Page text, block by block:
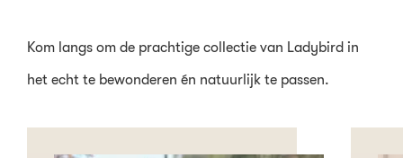
Kom langs om de prachtige collectie van Ladybird in
het echt te bewonderen én natuurlijk te passen.